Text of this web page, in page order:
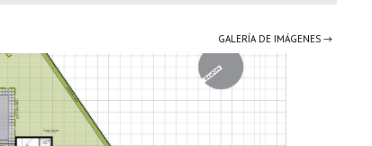
GALERÍA DE IMÁGENES →